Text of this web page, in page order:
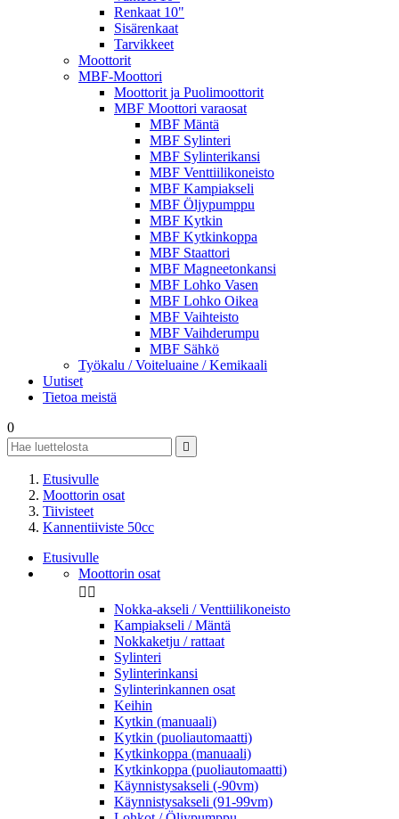
Renkaat 10"
Sisärenkaat
Tarvikkeet
Moottorit
MBF-Moottori
Moottorit ja Puolimoottorit
MBF Moottori varaosat
MBF Mäntä
MBF Sylinteri
MBF Sylinterikansi
MBF Venttiilikoneisto
MBF Kampiakseli
MBF Öljypumppu
MBF Kytkin
MBF Kytkinkoppa
MBF Staattori
MBF Magneetonkansi
MBF Lohko Vasen
MBF Lohko Oikea
MBF Vaihteisto
MBF Vaihderumpu
MBF Sähkö
Työkalu / Voiteluaine / Kemikaali
Uutiset
Tietoa meistä
0

Etusivulle
Moottorin osat
Tiivisteet
Kannentiiviste 50cc
Etusivulle
Moottorin osat
 
Nokka-akseli / Venttiilikoneisto
Kampiakseli / Mäntä
Nokkaketju / rattaat
Sylinteri
Sylinterinkansi
Sylinterinkannen osat
Keihin
Kytkin (manuaali)
Kytkin (puoliautomaatti)
Kytkinkoppa (manuaali)
Kytkinkoppa (puoliautomaatti)
Käynnistysakseli (-90vm)
Käynnistysakseli (91-99vm)